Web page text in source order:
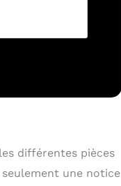
de travail
ou d'autres
différentes pièces
une notice